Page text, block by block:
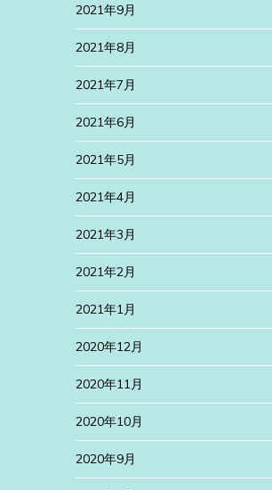
2021年9月
2021年8月
2021年7月
2021年6月
2021年5月
2021年4月
2021年3月
2021年2月
2021年1月
2020年12月
2020年11月
2020年10月
2020年9月